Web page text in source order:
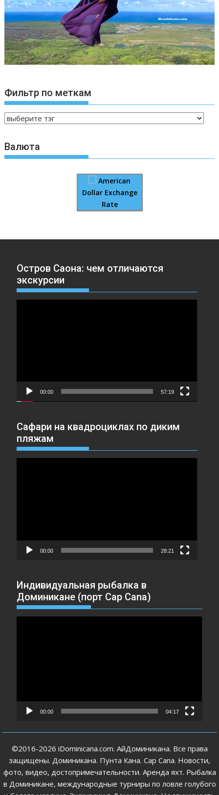
Фильтр по меткам
Валюта
American
Dollar Exchange
Rate
Остров Саона: чем отличаются
экскурсии
00:00 57:19
Сафари на квадроциклах по диким
пляжам
00:00 28:21
Индивидуальная рыбалка в
Доминикане (порт Cap Cana)
00:00 04:17
©2016-2026 iDominicana.com. АйДоминикана. Все права
защищены. Доминикана. Пунта Кана. Cap Cana. Новости,
фото, видео, достопримечательности. Аренда яхт. Рыбалка
в Доминикане, международные турниры по ловле голубого